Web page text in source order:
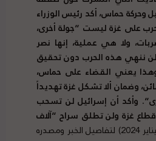
وحركة حماس، أكد رئيس الوزراء
على غزة ليست “جولة أخرى،
ولا هي عملية، إنها نصر
لن ننهي هذه الحرب دون تحقيق
يعني القضاء على حماس،
وضمان ألا تشكل غزة تهديداً
“. وأكد أن إسرائيل لن تسحب
غزة ولن تطلق سراح “آلاف
(30 يناير 2024) لتفاصيل الخبر ومصدره